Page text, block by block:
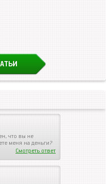
что вы не
меня на деньги?
Смотреть ответ